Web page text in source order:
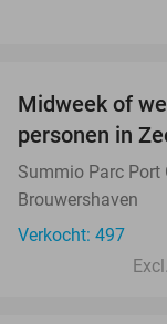
Midweek of
personen in
Summio Parc Port
Brouwershaven
Verkocht: 497